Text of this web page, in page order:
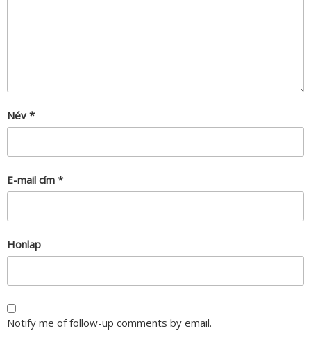
Név *
E-mail cím *
Honlap
Notify me of follow-up comments by email.